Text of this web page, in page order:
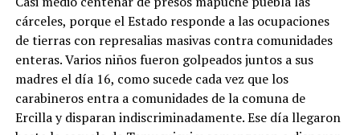
cárceles, porque el Estado responde a las ocupaciones
de tierras con represalias masivas contra comunidades
enteras. Varios niños fueron golpeados juntos a sus
madres el día 16, como sucede cada vez que los
carabineros entra a comunidades de la comuna de
Ercilla y disparan indiscriminadamente. Ese día llegaron